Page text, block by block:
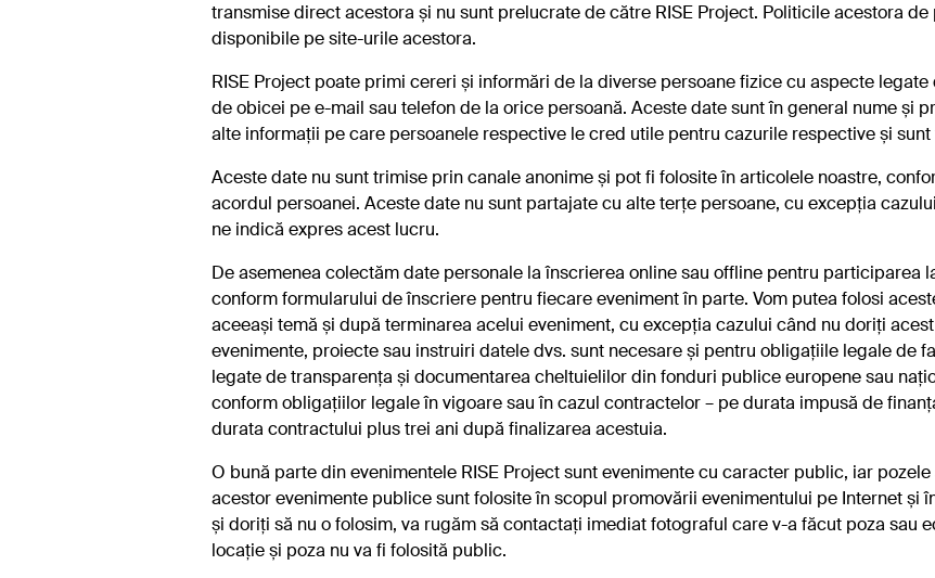
transmise direct acestora și nu sunt prelucrate de către RISE Project. Politicile acestora
disponibile pe site-urile acestora.
RISE Project poate primi cereri și informări de la diverse persoane fizice cu aspecte
de obicei pe e-mail sau telefon de la orice persoană. Aceste date sunt în general nume și
alte informații pe care persoanele respective le cred utile pentru cazurile respective și
Aceste date nu sunt trimise prin canale anonime și pot fi folosite în articolele noastre,
acordul persoanei. Aceste date nu sunt partajate cu alte terțe persoane, cu excepția
ne indică expres acest lucru.
De asemenea colectăm date personale la înscrierea online sau offline pentru participarea
conform formularului de înscriere pentru fiecare eveniment în parte. Vom putea folosi
aceeași temă și după terminarea acelui eveniment, cu excepția cazului când nu doriți
evenimente, proiecte sau instruiri datele dvs. sunt necesare și pentru obligațiile legale de
legate de transparența și documentarea cheltuielilor din fonduri publice europene sau
conform obligațiilor legale în vigoare sau în cazul contractelor – pe durata impusă de
durata contractului plus trei ani după finalizarea acestuia.
O bună parte din evenimentele RISE Project sunt evenimente cu caracter public, iar
acestor evenimente publice sunt folosite în scopul promovării evenimentului pe Internet și
și doriți să nu o folosim, va rugăm să contactați imediat fotograful care v-a făcut poza sau
locație și poza nu va fi folosită public.